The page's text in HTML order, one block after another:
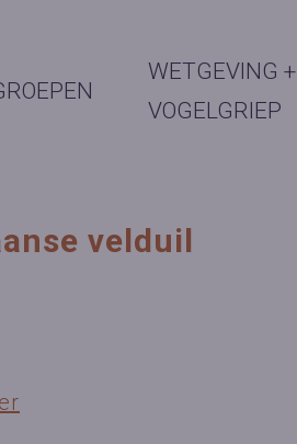
WETGEVING +
VOGELGRIEP
velduil